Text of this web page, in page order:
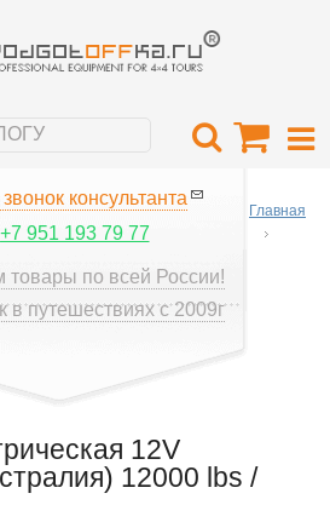
консультанта
+7 951 193 79 77
товары по всей России!
в путешествиях с 2009г
Главная
12V
12000 lbs /